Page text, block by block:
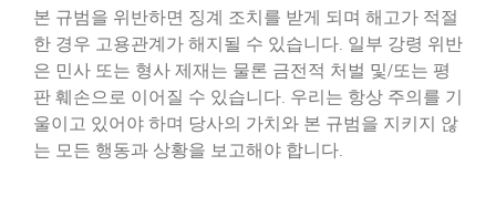
본 규범을 위반하면 징계 조치를 받게 되며 해고가 적절
한 경우 고용관계가 해지될 수 있습니다. 일부 강령 위반
은 민사 또는 형사 제재는 물론 금전적 처벌 및/또는 평
판 훼손으로 이어질 수 있습니다. 우리는 항상 주의를 기
울이고 있어야 하며 당사의 가치와 본 규범을 지키지 않
는 모든 행동과 상황을 보고해야 합니다.